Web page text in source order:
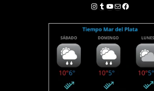
Instagram
Tumblr
YouTube
Correo electrónico
Facebook